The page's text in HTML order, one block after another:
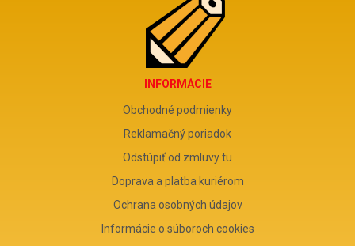
INFORMÁCIE
Obchodné podmienky
Reklamačný poriadok
Odstúpiť od zmluvy tu
Doprava a platba kuriérom
Ochrana osobných údajov
Informácie o súboroch cookies